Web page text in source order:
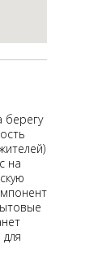
берегу
на